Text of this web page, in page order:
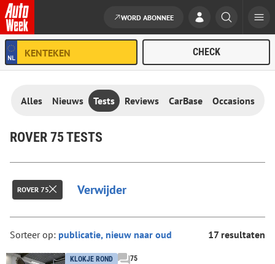
Ga naar de inhoud
WORD ABONNEE
Alles Nieuws Tests Reviews CarBase Occasions
ROVER 75 TESTS
ROVER 75 Verwijder
Sorteer op: 17 resultaten
KLOKJE ROND 75